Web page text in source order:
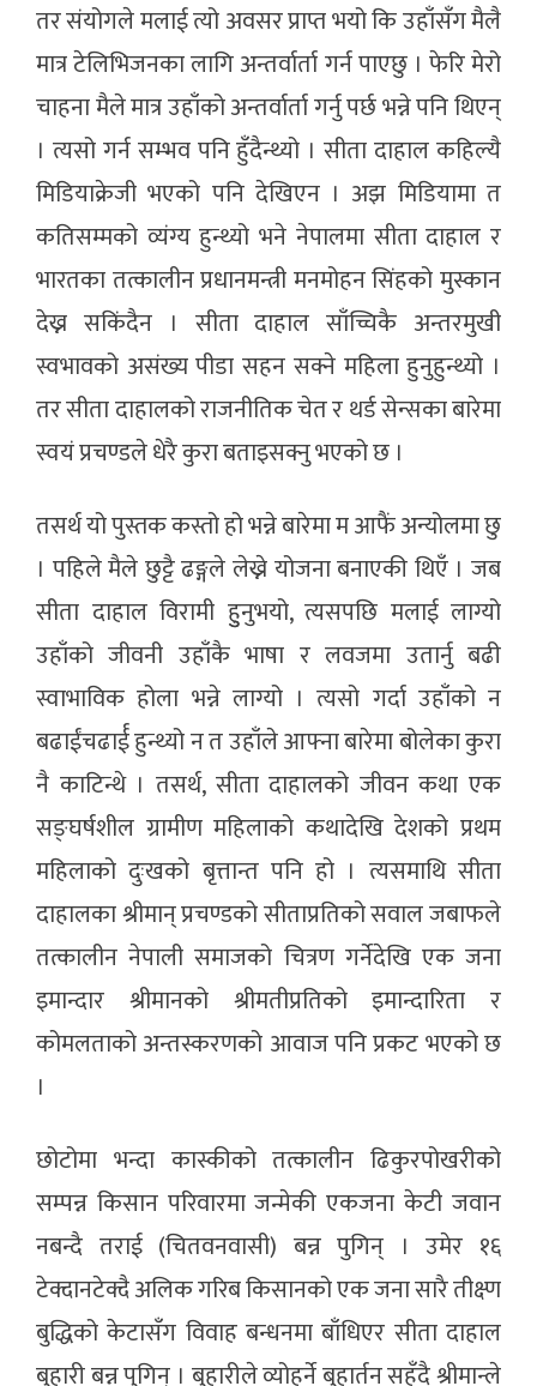
तर संयोगले मलाई त्यो अवसर प्राप्त भयो कि उहाँसँग मैलै
मात्र टेलिभिजनका लागि अन्तर्वार्ता गर्न पाएछु । फेरि मेरो
चाहना मैले मात्र उहाँको अन्तर्वार्ता गर्नु पर्छ भन्ने पनि थिएन्
। त्यसो गर्न सम्भव पनि हुँदैन्थ्यो । सीता दाहाल कहिल्यै
मिडियाक्रेजी भएको पनि देखिएन । अझ मिडियामा त
कतिसम्मको व्यंग्य हुन्थ्यो भने नेपालमा सीता दाहाल र
भारतका तत्कालीन प्रधानमन्त्री मनमोहन सिंहको मुस्कान
देख्न सकिंदैन । सीता दाहाल साँच्चिकै अन्तरमुखी
स्वभावको असंख्य पीडा सहन सक्ने महिला हुनुहुन्थ्यो ।
तर सीता दाहालको राजनीतिक चेत र थर्ड सेन्सका बारेमा
स्वयं प्रचण्डले धेरै कुरा बताइसक्नु भएको छ ।
तसर्थ यो पुस्तक कस्तो हो भन्ने बारेमा म आफैं अन्योलमा छु
। पहिले मैले छुट्टै ढङ्गले लेख्ने योजना बनाएकी थिएँ । जब
सीता दाहाल विरामी हुुनुभयो, त्यसपछि मलाई लाग्यो
उहाँको जीवनी उहाँकै भाषा र लवजमा उतार्नु बढी
स्वाभाविक होला भन्ने लाग्यो । त्यसो गर्दा उहाँको न
बढाईंचढार्ई हुन्थ्यो न त उहाँले आफ्ना बारेमा बोलेका कुरा
नै काटिन्थे । तसर्थ, सीता दाहालको जीवन कथा एक
सङ्घर्षशील ग्रामीण महिलाको कथादेखि देशको प्रथम
महिलाको दुःखको बृत्तान्त पनि हो । त्यसमाथि सीता
दाहालका श्रीमान् प्रचण्डको सीताप्रतिको सवाल जबाफले
तत्कालीन नेपाली समाजको चित्रण गर्नेदेखि एक जना
इमान्दार श्रीमानको श्रीमतीप्रतिको इमान्दारिता र
कोमलताको अन्तस्करणको आवाज पनि प्रकट भएको छ
।
छोटोमा भन्दा कास्कीको तत्कालीन ढिकुरपोखरीको
सम्पन्न किसान परिवारमा जन्मेकी एकजना केटी जवान
नबन्दै तराई (चितवनवासी) बन्न पुगिन् । उमेर १६
टेक्दानटेक्दै अलिक गरिब किसानको एक जना सारै तीक्ष्ण
बुद्धिको केटासँग विवाह बन्धनमा बाँधिएर सीता दाहाल
बुहारी बन्न पुगिन् । बुहारीले व्योहर्ने बुहार्तन सहँदै श्रीमान्ले